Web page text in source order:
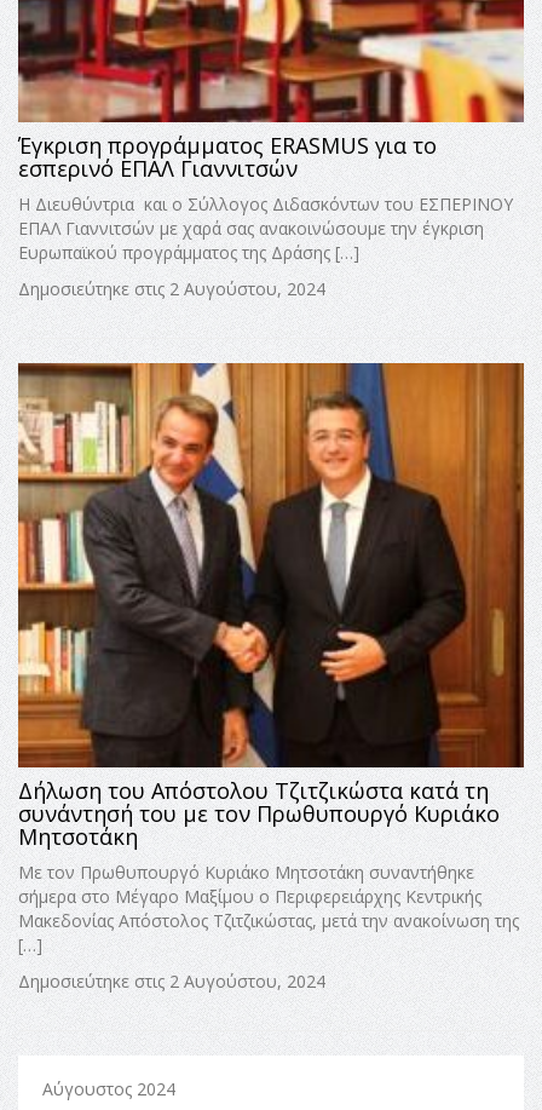
Έγκριση προγράμματος ERASMUS για το
εσπερινό ΕΠΑΛ Γιαννιτσών
Η Διευθύντρια και ο Σύλλογος Διδασκόντων του ΕΣΠΕΡΙΝΟΥ
ΕΠΑΛ Γιαννιτσών με χαρά σας ανακοινώσουμε την έγκριση
Ευρωπαϊκού προγράμματος της Δράσης […]
Δημοσιεύτηκε στις 2 Αυγούστου, 2024
Δήλωση του Απόστολου Τζιτζικώστα κατά τη
συνάντησή του με τον Πρωθυπουργό Κυριάκο
Μητσοτάκη
Με τον Πρωθυπουργό Κυριάκο Μητσοτάκη συναντήθηκε
σήμερα στο Μέγαρο Μαξίμου ο Περιφερειάρχης Κεντρικής
Μακεδονίας Απόστολος Τζιτζικώστας, μετά την ανακοίνωση της
[…]
Δημοσιεύτηκε στις 2 Αυγούστου, 2024
Αύγουστος 2024